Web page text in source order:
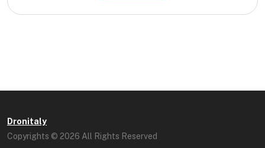
Dronitaly
Copyrights © 2026 All Rights Reserved